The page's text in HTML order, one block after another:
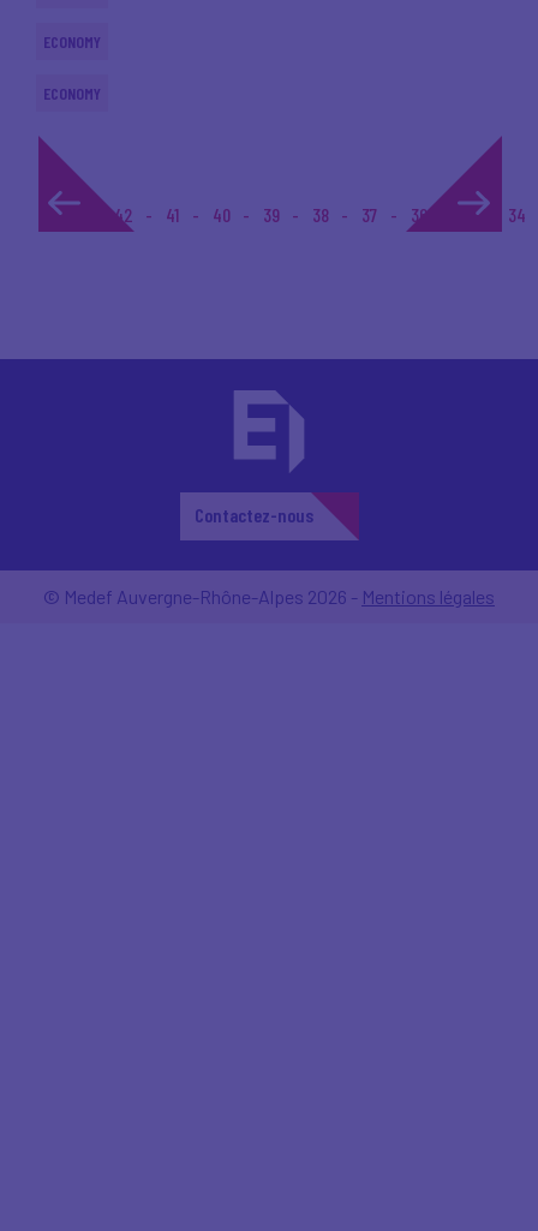
ECONOMY
ECONOMY
1... 42 41 40 39 38 37 36 35 34
Contactez-nous
© Medef Auvergne-Rhône-Alpes 2026 - Mentions légales